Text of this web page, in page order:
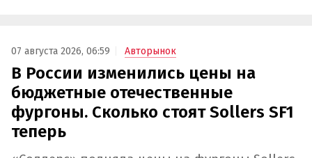
07 августа 2026, 06:59 Авторынок
В России изменились цены на
бюджетные отечественные
фургоны. Сколько стоят Sollers SF1
теперь